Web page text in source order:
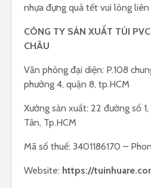
nhựa đựng quà tết vui lòng liên
CÔNG TY SẢN XUẤT TÚI
CHÂU
Văn phòng đại diện: P.108
phường 4, quận 8, tp.HCM
Xưởng sản xuất: 22 đường số
Tân, Tp.HCM
Mã số thuế: 3401186170 –
Website: https://